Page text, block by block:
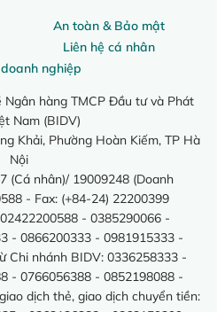
An toàn & Bảo mật
Liên hệ cá nhân
nghiệp
hàng TMCP Đầu tư và Phát
Nam (BIDV)
Khải, Phường Hoàn Kiếm, TP Hà
Nội
(Cá nhân)/ 19009248 (Doanh
- Fax: (+84-24) 22200399
- 0385290066 -
- 0866200333 - 0981915333 -
Chi nhánh BIDV: 0336258333 -
- 0766056388 - 0852198088 -
dịch thẻ, giao dịch chuyển tiền: